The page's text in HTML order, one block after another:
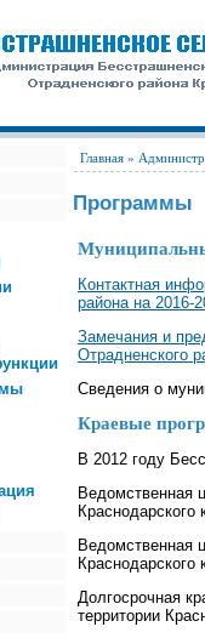
Главная »
Программы
Контактная
района на 2016-
Замечания и
Отрадненского
Сведения о
Краевые
В 2012 году
Ведомственная
Краснодарского
Ведомственная
Краснодарского
Долгосрочная
территории